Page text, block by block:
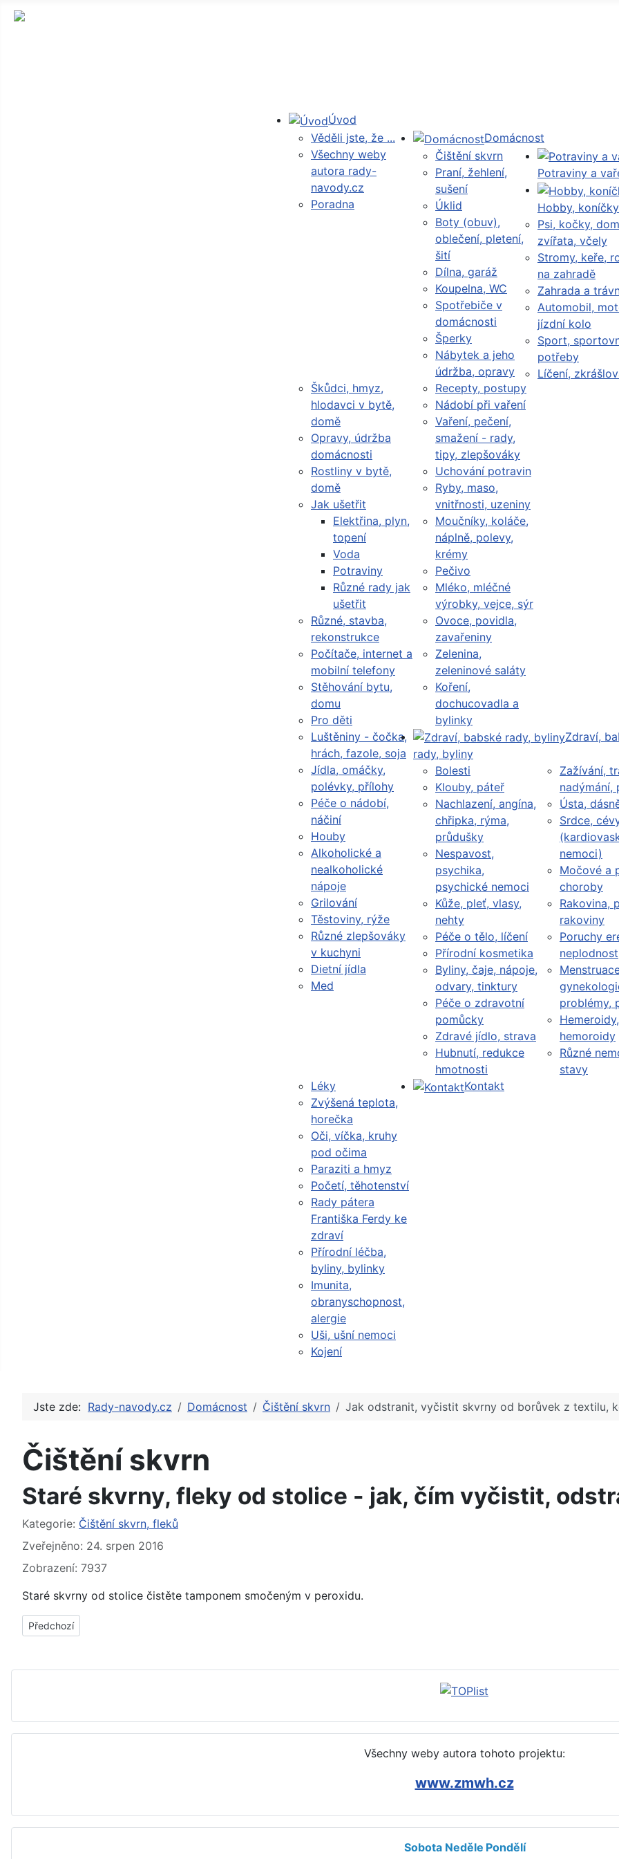
Úvod
Věděli jste, že ...
Všechny weby
autora rady-
navody.cz
Poradna
Domácnost
Čištění skvrn
Praní, žehlení,
sušení
Úklid
Boty (obuv),
oblečení, pletení,
šití
Dílna, garáž
Koupelna, WC
Spotřebiče v
domácnosti
Šperky
Nábytek a jeho
údržba, opravy
Škůdci, hmyz,
hlodavci v bytě,
domě
Opravy, údržba
domácnosti
Rostliny v bytě,
domě
Jak ušetřit
Elektřina, plyn,
topení
Voda
Potraviny
Různé rady jak
ušetřit
Různé, stavba,
rekonstrukce
Počítače, internet a
mobilní telefony
Stěhování bytu,
domu
Pro děti
Potraviny a
Recepty, postupy
Nádobí při vaření
Vaření, pečení,
smažení - rady,
tipy, zlepšováky
Uchování potravin
Ryby, maso,
vnitřnosti, uzeniny
Moučníky, koláče,
náplně, polevy,
krémy
Pečivo
Mléko, mléčné
výrobky, vejce, sýr
Ovoce, povidla,
zavařeniny
Zelenina,
zeleninové saláty
Koření,
dochucovadla a
bylinky
Luštěniny - čočka,
hrách, fazole, soja
Jídla, omáčky,
polévky, přílohy
Péče o nádobí,
náčiní
Houby
Alkoholické a
nealkoholické
nápoje
Grilování
Těstoviny, rýže
Různé zlepšováky
v kuchyni
Dietní jídla
Med
Hobby, koníčky
Psi, kočky,
zvířata, včely
Stromy, keře,
na zahradě
Zahrada a
Automobil,
jízdní kolo
Sport,
potřeby
Líčení,
Zdraví,
rady, byliny
Bolesti
Klouby, páteř
Nachlazení, angína,
chřipka, rýma,
průdušky
Nespavost,
psychika,
psychické nemoci
Kůže, pleť, vlasy,
nehty
Péče o tělo, líčení
Přírodní kosmetika
Byliny, čaje, nápoje,
odvary, tinktury
Péče o zdravotní
pomůcky
Zdravé jídlo, strava
Hubnutí, redukce
hmotnosti
Zažívání,
nadýmání,
Ústa,
Srdce,
nemoci)
Močové a
choroby
Rakovina,
rakoviny
Poruchy
neplodnost
problémy,
Hemeroidy,
hemoroidy
Různé
stavy
Léky
Zvýšená teplota,
horečka
Oči, víčka, kruhy
pod očima
Paraziti a hmyz
Početí, těhotenství
Rady pátera
Františka Ferdy ke
zdraví
Přírodní léčba,
byliny, bylinky
Imunita,
obranyschopnost,
alergie
Uši, ušní nemoci
Kojení
Kontakt
Jste zde: Rady-navody.cz Domácnost Čištění skvrn Jak odstranit, vyčistit skvrny od borůvek z textilu,
Čištění skvrn
Staré skvrny, fleky od stolice - jak, čím vyčistit,
Základní údaje
Kategorie: Čištění skvrn, fleků
Zveřejněno: 24. srpen 2016
Zobrazení: 7937
Staré skvrny od stolice čistěte tamponem smočeným v peroxidu.
Předchozí článek: Skvrny, fleky od cukru - jak, čím vyčistit, odstranit (vlažná voda, houba)
Předchozí
Všechny weby autora tohoto projektu:
www.zmwh.cz
Sobota Neděle Pondělí